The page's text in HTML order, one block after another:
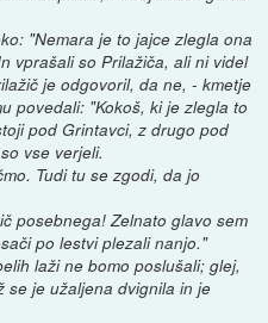
"Nemara je to jajce zlegla ona
vprašali so Prilažiča, ali ni videl
je odgovoril, da ne, - kmetje
povedali: "Kokoš, ki je zlegla to
pod Grintavci, z drugo pod
vse verjeli.
Tudi tu se zgodi, da jo
posebnega! Zelnato glavo sem
po lestvi plezali nanjo."
laži ne bomo poslušali; glej,
se je užaljena dvignila in je